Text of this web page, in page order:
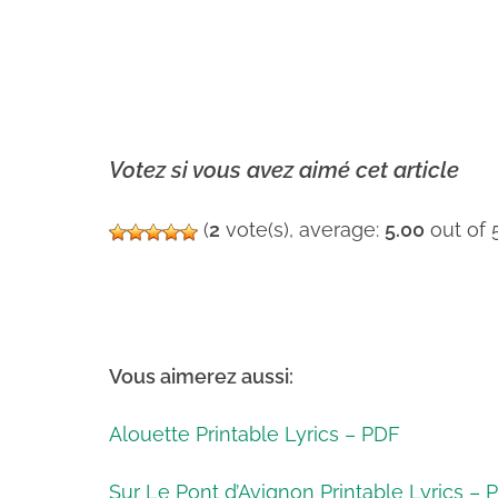
Votez si vous avez aimé cet article
(2 vote(s), average: 5.00 out of
Vous aimerez aussi:
Alouette Printable Lyrics – PDF
Sur Le Pont d’Avignon Printable Lyrics –